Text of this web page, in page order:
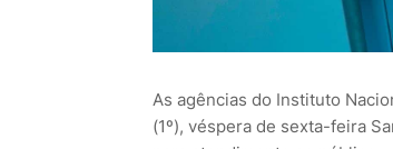
As agências do Instituto
(1º), véspera de sexta-feira